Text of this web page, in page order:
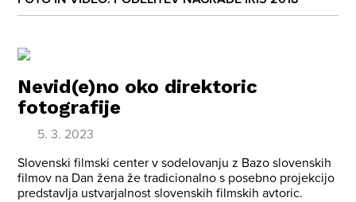
Nevid(e)no oko direktoric
fotografije
5. 3. 2023
Slovenski filmski center v sodelovanju z Bazo slovenskih
filmov na Dan žena že tradicionalno s posebno projekcijo
predstavlja ustvarjalnost slovenskih filmskih avtoric.